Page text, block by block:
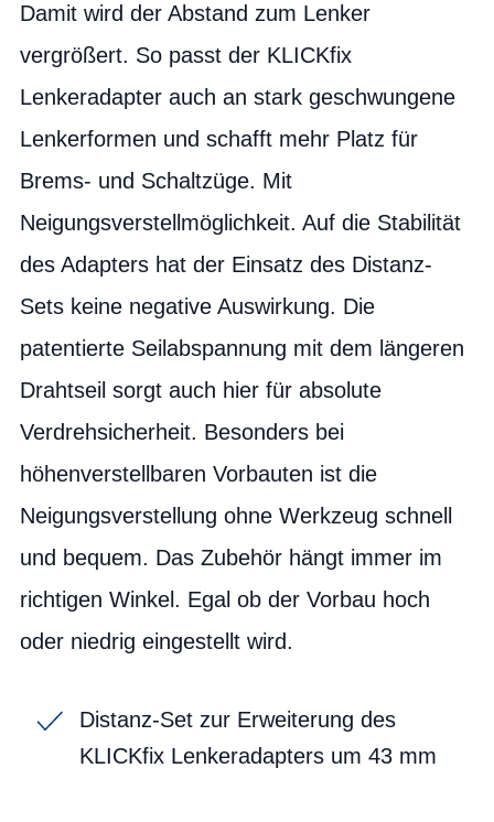
Damit wird der Abstand zum Lenker
vergrößert. So passt der KLICKfix
Lenkeradapter auch an stark geschwungene
Lenkerformen und schafft mehr Platz für
Brems- und Schaltzüge. Mit
Neigungsverstellmöglichkeit. Auf die Stabilität
des Adapters hat der Einsatz des Distanz-
Sets keine negative Auswirkung. Die
patentierte Seilabspannung mit dem längeren
Drahtseil sorgt auch hier für absolute
Verdrehsicherheit. Besonders bei
höhenverstellbaren Vorbauten ist die
Neigungsverstellung ohne Werkzeug schnell
und bequem. Das Zubehör hängt immer im
richtigen Winkel. Egal ob der Vorbau hoch
oder niedrig eingestellt wird.
Distanz-Set zur Erweiterung des
KLICKfix Lenkeradapters um 43 mm